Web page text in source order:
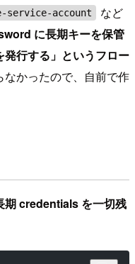
service-account
など
に長期キーを保管
発行する」というフロー
なかったので、自前で作
期 credentials を一切残